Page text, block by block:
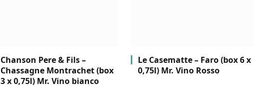
Chanson Pere & Fils –
Chassagne Montrachet (box
3 x 0,75l) Mr. Vino bianco
Le Casematte – Faro (box 6 x
0,75l) Mr. Vino Rosso